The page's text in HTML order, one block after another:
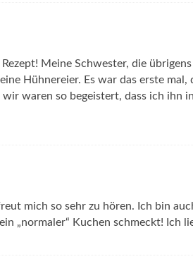
Meine Schwester, die
Hühnereier. Es war das erste
wir waren so begeistert, dass ich ihn
mich so sehr zu hören. Ich bin
„normaler“ Kuchen schmeckt! Ich